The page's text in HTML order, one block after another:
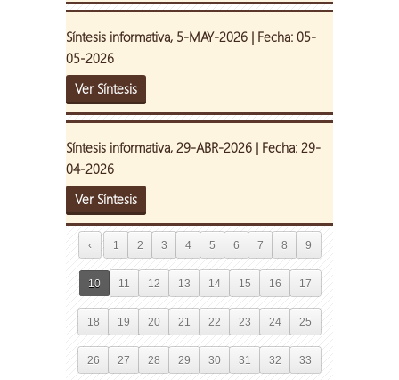
Síntesis informativa, 5-MAY-2026 | Fecha: 05-
05-2026
Ver Síntesis
Síntesis informativa, 29-ABR-2026 | Fecha: 29-
04-2026
Ver Síntesis
‹ 1 2 3 4 5 6 7 8 9
10 11 12 13 14 15 16 17
18 19 20 21 22 23 24 25
26 27 28 29 30 31 32 33